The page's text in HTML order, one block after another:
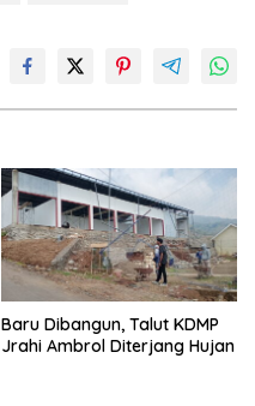
Baru Dibangun, Talut KDMP
Jrahi Ambrol Diterjang Hujan